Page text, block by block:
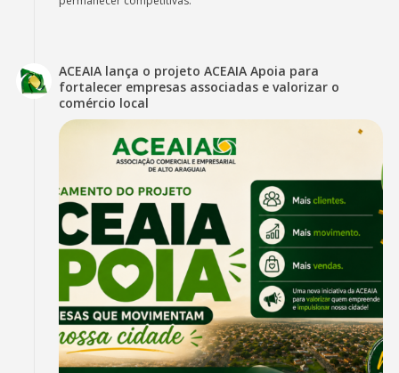
ACEAIA lança o projeto ACEAIA Apoia para
fortalecer empresas associadas e valorizar o
comércio local